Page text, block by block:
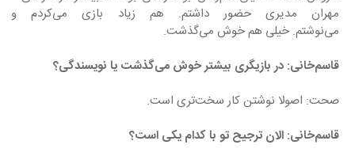
مهران مدیری حضور
می‌نوشتم. خیلی هم خوش می‌گذشت.
قاسم‌خانی: در بازیگری بیشتر خوش می‌گذشت یا نویسندگی؟
صحت: اصولا نوشتن کار سخت‌تری است.
قاسم‌خانی: الان ترجیح تو با کدام یکی است؟